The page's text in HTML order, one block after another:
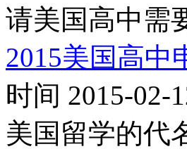
请美国高中需
2015美国高中
时间 2015-02-
美国留学的代